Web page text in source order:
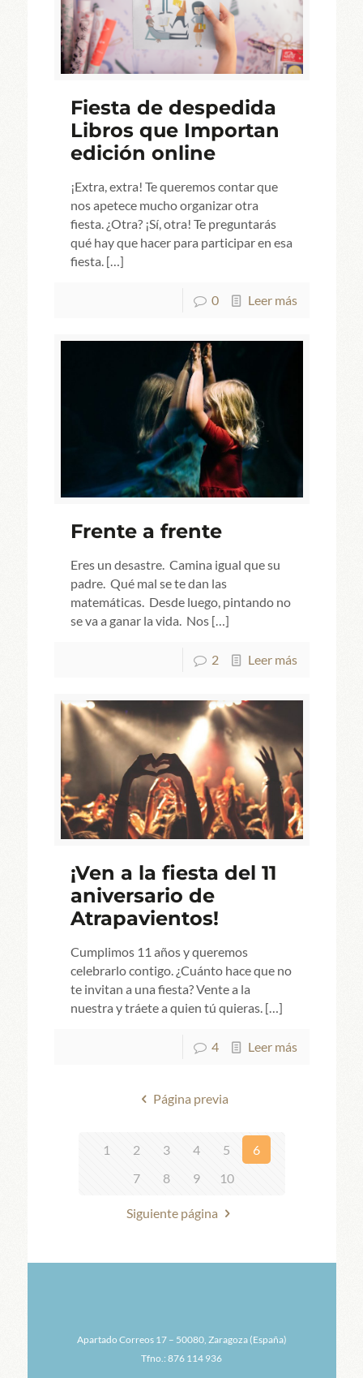
Fiesta de despedida
Libros que Importan
edición online
¡Extra, extra! Te queremos contar que
nos apetece mucho organizar otra
fiesta. ¿Otra? ¡Sí, otra! Te preguntarás
qué hay que hacer para participar en esa
fiesta.[…]
0 Leer más
Frente a frente
Eres un desastre. Camina igual que su
padre. Qué mal se te dan las
matemáticas. Desde luego, pintando no
se va a ganar la vida. Nos[…]
2 Leer más
¡Ven a la fiesta del 11
aniversario de
Atrapavientos!
Cumplimos 11 años y queremos
celebrarlo contigo. ¿Cuánto hace que no
te invitan a una fiesta? Vente a la
nuestra y tráete a quien tú quieras.[…]
4 Leer más
Página previa
1 2 3 4 5
6
7
8 9 10
Siguiente página
Apartado Correos 17 – 50080, Zaragoza (España)
Tfno.: 876 114 936